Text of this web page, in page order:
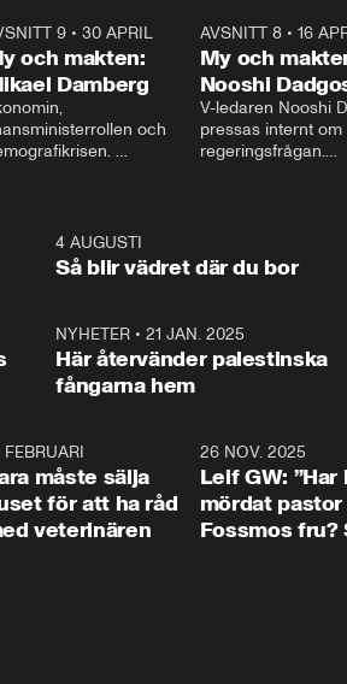
9• 30 APRIL
och makten:
Damberg
och
och Makten.
AVSNITT 8• 16
My och
Nooshi
V-ledaren Nooshi
pressas internt om
regeringsfrågan.
– Vi ställer upp i
vara med så sitter
1:064 AUGUSTI
Så blir vädret där du bor
NYHETER •21 JAN. 2025
Här återvänder palestinska
fångarna hem
FEBRUARI
måste sälja
för att ha råd
veterinären
26 NOV. 2025
Leif GW: ”Har
mördat pastor
Fossmos fru?